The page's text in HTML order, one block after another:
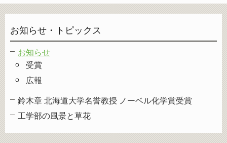
お知らせ・トピックス
お知らせ
受賞
広報
鈴木章 北海道大学名誉教授 ノーベル化学賞受賞
工学部の風景と草花